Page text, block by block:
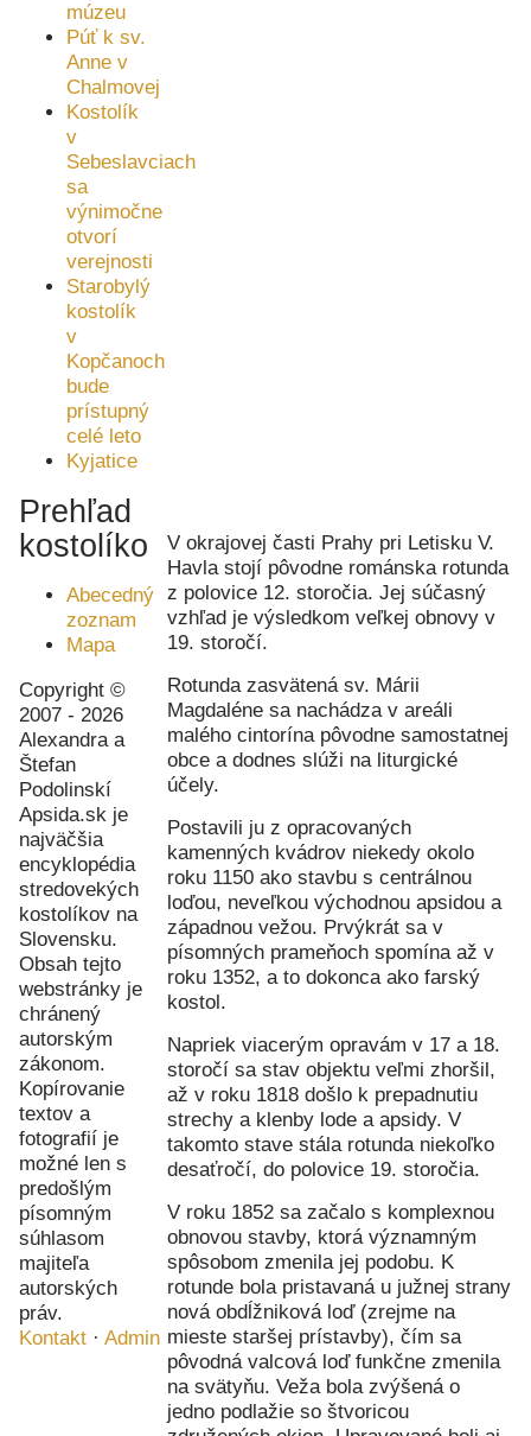
V okrajovej časti Prahy pri Letisku V.
Havla stojí pôvodne románska rotunda
z polovice 12. storočia. Jej súčasný
vzhľad je výsledkom veľkej obnovy v
19. storočí.
Rotunda zasvätená sv. Márii
Magdaléne sa nachádza v areáli
malého cintorína pôvodne samostatnej
obce a dodnes slúži na liturgické
účely.
Postavili ju z opracovaných
kamenných kvádrov niekedy okolo
roku 1150 ako stavbu s centrálnou
loďou, neveľkou východnou apsidou a
západnou vežou. Prvýkrát sa v
písomných prameňoch spomína až v
roku 1352, a to dokonca ako farský
kostol.
Napriek viacerým opravám v 17 a 18.
storočí sa stav objektu veľmi zhoršil,
až v roku 1818 došlo k prepadnutiu
strechy a klenby lode a apsidy. V
takomto stave stála rotunda niekoľko
desaťročí, do polovice 19. storočia.
V roku 1852 sa začalo s komplexnou
obnovou stavby, ktorá významným
spôsobom zmenila jej podobu. K
rotunde bola pristavaná u južnej strany
nová obdĺžniková loď (zrejme na
mieste staršej prístavby), čím sa
pôvodná valcová loď funkčne zmenila
na svätyňu. Veža bola zvýšená o
jedno podlažie so štvoricou
múzeu
Púť k sv.
Anne v
Chalmovej
Kostolík
v
Sebeslavciach
sa
výnimočne
otvorí
verejnosti
Starobylý
kostolík
v
Kopčanoch
bude
prístupný
celé leto
Kyjatice
Prehľad
kostolíkov
Abecedný
zoznam
Mapa
Copyright ©
2007 - 2026
Alexandra a
Štefan
Podolinskí
Apsida.sk je
najväčšia
encyklopédia
stredovekých
kostolíkov na
Slovensku.
Obsah tejto
webstránky je
chránený
autorským
zákonom.
Kopírovanie
textov a
fotografií je
možné len s
predošlým
písomným
súhlasom
majiteľa
autorských
práv.
Kontakt · Admin